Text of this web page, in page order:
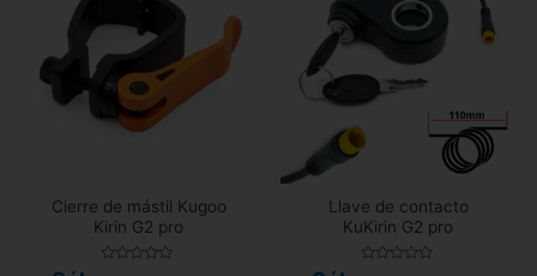
Cierre de mástil Kugoo
Kirin G2 pro
Llave de contacto
KuKirin G2 pro